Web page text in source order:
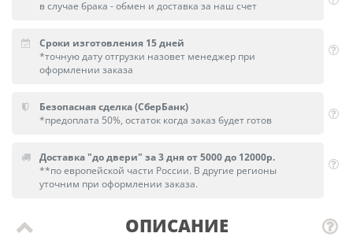
в случае брака - обмен и доставка за наш счет
Сроки изготовления 15 дней
*точную дату отгрузки назовет менеджер при
оформлении заказа
Безопасная сделка (СберБанк)
*предоплата 50%, остаток когда заказ будет готов
Доставка "до двери" за 3 дня от 5000 до 12000р.
**по европейской части России. В другие регионы
уточним при оформлении заказа.
ОПИСАНИЕ